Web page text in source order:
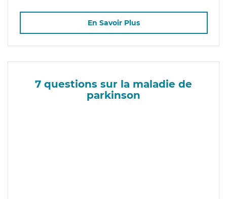
En Savoir Plus
7 questions sur la maladie de
parkinson